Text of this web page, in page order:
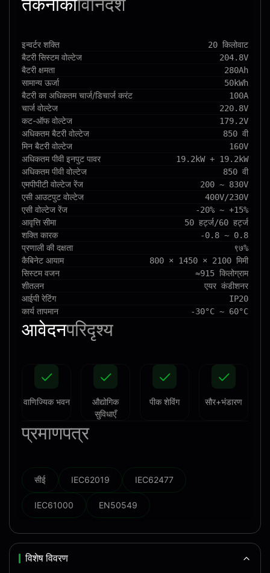
इन्वर्टर शक्ति 20 किलोवाट
बैटरी सिस्टम वोल्टेज 204.8V
बैटरी क्षमता 280Ah
सामान्य ऊर्जा 50kWh
बैटरी का अधिकतम चार्ज/डिचार्ज करंट 100A
चार्ज वोल्टेज 220.8V
कट-ऑफ वोल्टेज 179.2V
अधिकतम बैटरी वोल्टेज 850 वी
मिन बैटरी वोल्टेज 160V
अधिकतम पीवी इनपुट पावर 19.2kW + 19.2kW
अधिकतम पीवी वोल्टेज 850 वी
एमपीपीटी वोल्टेज रेंज 200 ~ 830V
एसी आउटपुट वोल्टेज 400V/230V
एसी वोल्टेज रेंज -20% ~ +15%
आवृत्ति सीमा 50 हर्ट्ज/60 हर्ट्ज
शक्ति कारक -0.8 ~ 0.8
प्रणाली की दक्षता ९७%
कैबिनेट आयाम 800 × 1450 × 2100 मिमी
सिस्टम वजन ≈915 किलोग्राम
शीतलन एयर कंडीशनर
आईपी रेटिंग IP20
कार्य तापमान -30°C ~ 60°C
आवेदनपरिदृश्य
वाणिज्यिक भवन
औद्योगिक
सुविधाएँ
पीक शेविंग सौर+भंडारण
प्रमाणपत्र
सीई IEC62019 IEC62477
IEC61000 EN50549
विशेष विवरण